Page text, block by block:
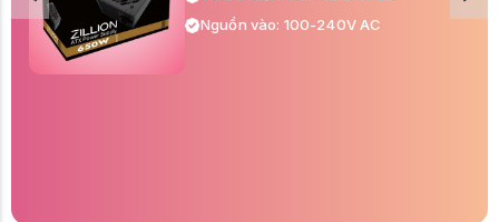
Nguồn vào: 100-240V AC